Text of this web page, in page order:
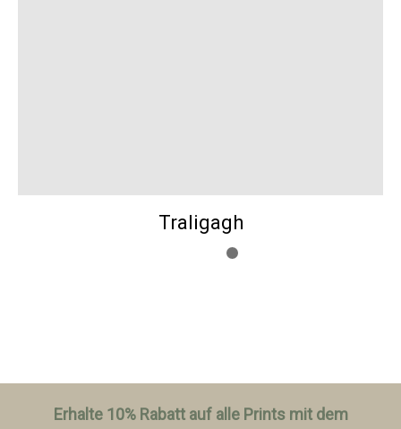
Traligagh
Erhalte 10% Rabatt auf alle Prints mit dem